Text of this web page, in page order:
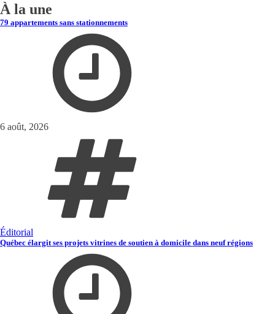
À la une
79 appartements sans stationnements
6 août, 2026
Éditorial
Québec élargit ses projets vitrines de soutien à domicile dans neuf régions